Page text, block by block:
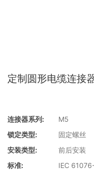
定制圆形电缆连接
连接器系列:
M5
锁定类型:
固定螺丝
安装类型:
前后安装
标准:
IEC